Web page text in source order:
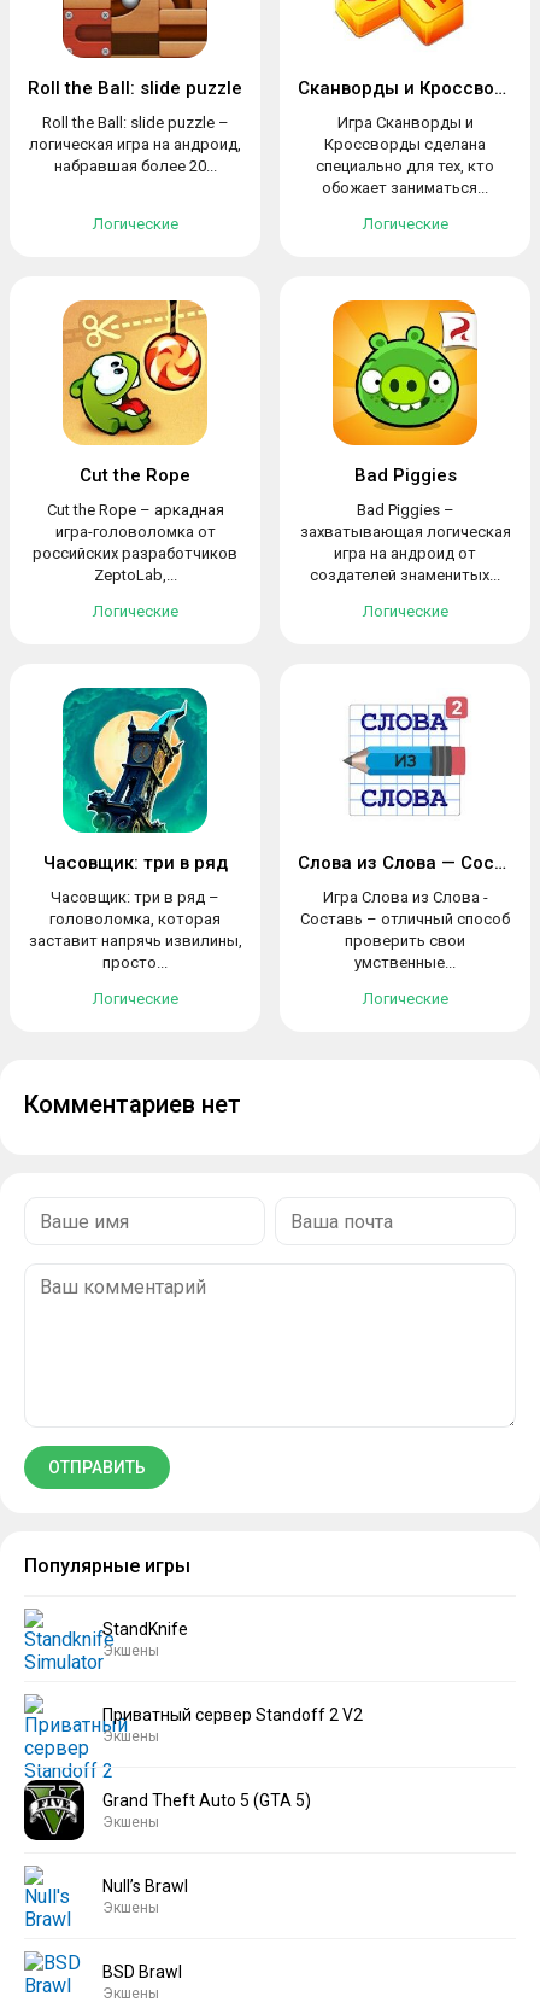
Roll the Ball: slide puzzle
Roll the Ball: slide puzzle –
логическая игра на андроид,
набравшая более 20...
Логические
Сканворды и Кроссворды
Игра Сканворды и
Кроссворды сделана
специально для тех, кто
обожает заниматься...
Логические
Cut the Rope
Cut the Rope – аркадная
игра-головоломка от
российских разработчиков
ZeptoLab,...
Логические
Bad Piggies
Bad Piggies –
захватывающая логическая
игра на андроид от
создателей знаменитых...
Логические
Часовщик: три в ряд
Часовщик: три в ряд –
головоломка, которая
заставит напрячь извилины,
просто...
Логические
Слова из Слова — Составь
Игра Слова из Слова -
Составь – отличный способ
проверить свои
умственные...
Логические
Комментариев нет
Популярные игры
StandKnife
Экшены
Приватный сервер Standoff 2 V2
Экшены
Grand Theft Auto 5 (GTA 5)
Экшены
Null’s Brawl
Экшены
BSD Brawl
Экшены